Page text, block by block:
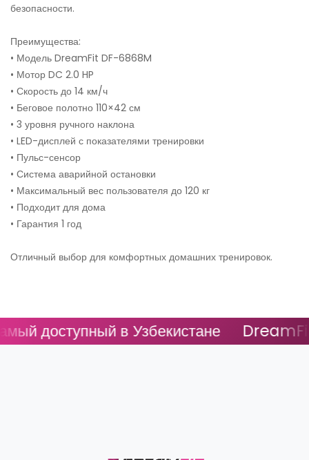
безопасности.
Преимущества:
• Модель DreamFit DF-6868M
• Мотор DC 2.0 HP
• Скорость до 14 км/ч
• Беговое полотно 110×42 см
• 3 уровня ручного наклона
• LED-дисплей с показателями тренировки
• Пульс-сенсор
• Система аварийной остановки
• Максимальный вес пользователя до 120 кг
• Подходит для дома
• Гарантия 1 год
Отличный выбор для комфортных домашних тренировок.
в Узбекистане DreamFit -